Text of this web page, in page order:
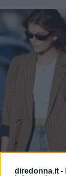
diredonna.it -